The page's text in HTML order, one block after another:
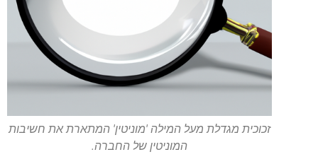
זכוכית מגדלת מעל המילה 'מוניטין' המתארת את חשיבות
המוניטין של החברה.